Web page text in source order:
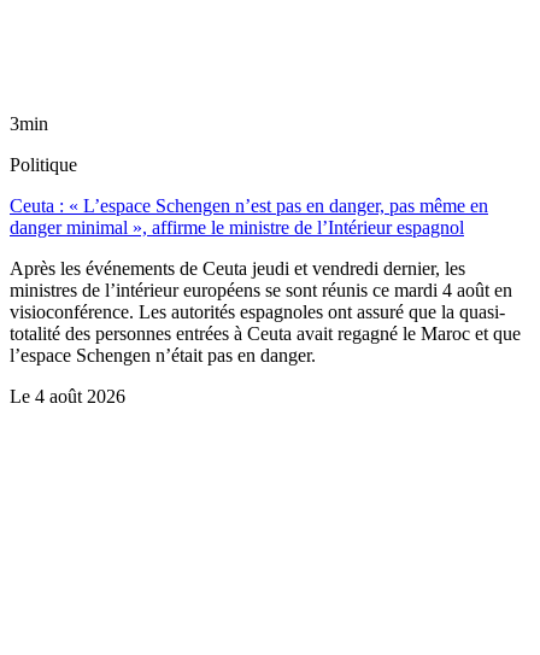
3min
Politique
Ceuta : « L’espace Schengen n’est pas en danger, pas même en
danger minimal », affirme le ministre de l’Intérieur espagnol
Après les événements de Ceuta jeudi et vendredi dernier, les
ministres de l’intérieur européens se sont réunis ce mardi 4 août en
visioconférence. Les autorités espagnoles ont assuré que la quasi-
totalité des personnes entrées à Ceuta avait regagné le Maroc et que
l’espace Schengen n’était pas en danger.
Le 4 août 2026